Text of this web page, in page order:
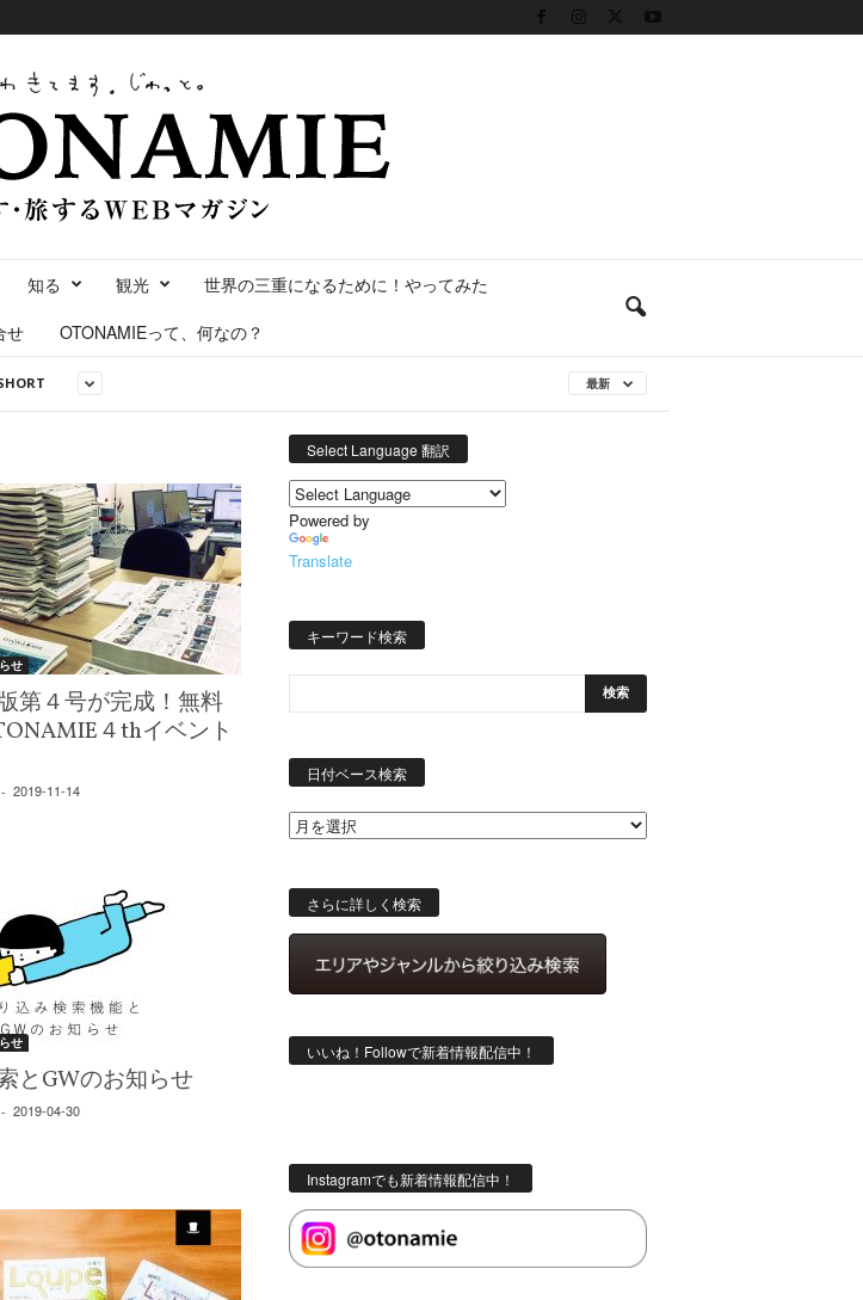
知る 観光
世界の三重になるために！やってみた
せ OTONAMIEって、何なの？
最新
せ
第４号が完成！無料
４thイベント
- 2019-11-14
せ
とGWのお知らせ
- 2019-04-30
Select Language 翻訳
Powered by
Translate
キーワード検索
日付ベース検索
索
さらに詳しく検索
いいね！Followで新着情報配信中！
Instagramでも新着情報配信中！